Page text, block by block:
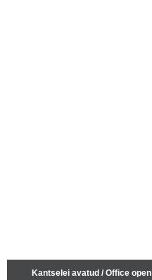
Kantselei avatud / Office open